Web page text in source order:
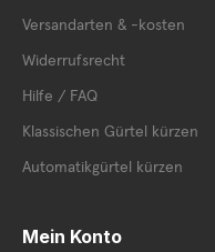
Versandarten & -kosten
Widerrufsrecht
Hilfe / FAQ
Klassischen Gürtel kürzen
Automatikgürtel kürzen
Mein Konto